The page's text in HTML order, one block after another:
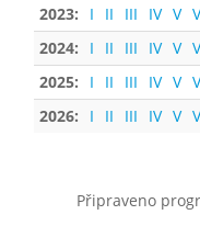
2023:
I II III IV V
2024:
I II III IV V
2025:
I II III IV V
2026:
I II III IV V
Připraveno